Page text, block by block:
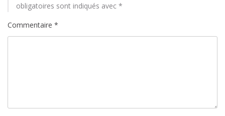
obligatoires sont indiqués avec *
Commentaire *